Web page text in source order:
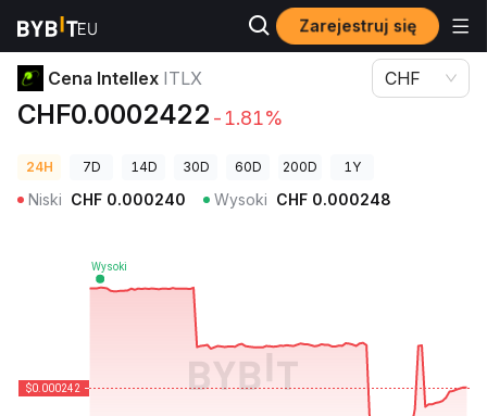
Zarejestruj się
Ceny kryptowalut Cena Intellex ITLX
Cena Intellex ITLX
CHF0.0002422 -1.81%
CHF
24H 7D 14D 30D 60D 200D 1Y
Niski CHF 0.000240 Wysoki CHF 0.000248